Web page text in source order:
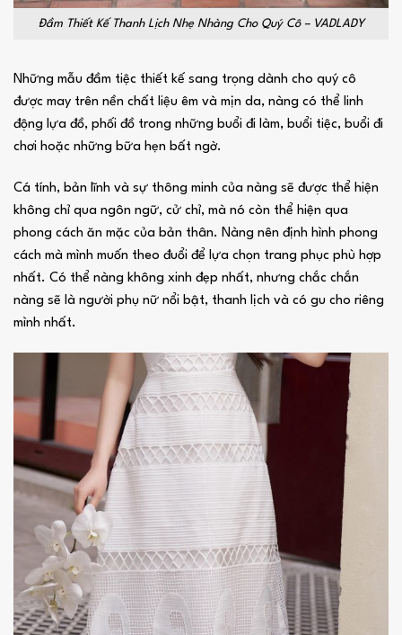
Đầm Thiết Kế Thanh Lịch Nhẹ Nhàng Cho Quý Cô – VADLADY
Những mẫu đầm tiệc thiết kế sang trọng dành cho quý cô
được may trên nền chất liệu êm và mịn da, nàng có thể linh
động lựa đồ, phối đồ trong những buổi đi làm, buổi tiệc, buổi đi
chơi hoặc những bữa hẹn bất ngờ.
Cá tính, bản lĩnh và sự thông minh của nàng sẽ được thể hiện
không chỉ qua ngôn ngữ, cử chỉ, mà nó còn thể hiện qua
phong cách ăn mặc của bản thân. Nàng nên định hình phong
cách mà mình muốn theo đuổi để lựa chọn trang phục phù hợp
nhất. Có thể nàng không xinh đẹp nhất, nhưng chắc chắn
nàng sẽ là người phụ nữ nổi bật, thanh lịch và có gu cho riêng
mình nhất.